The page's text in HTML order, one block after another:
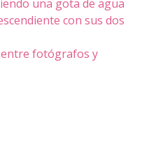
una gota de agua
con sus dos
fotógrafos y